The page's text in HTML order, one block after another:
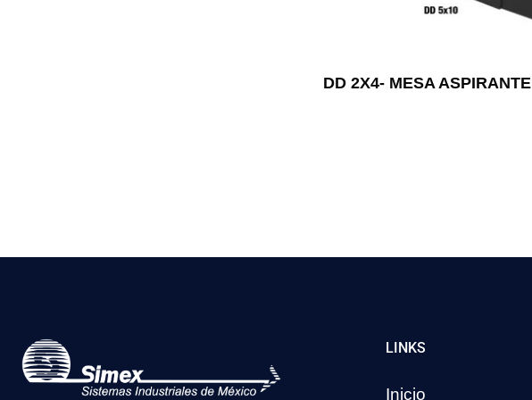
DD 2X4- MESA ASPIRANTE
LINKS
Inicio